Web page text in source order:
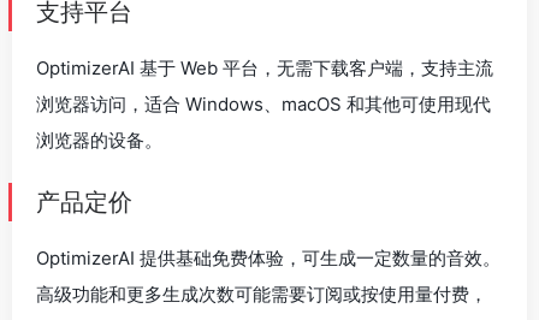
支持平台
OptimizerAI 基于 Web 平台，无需下载客户端，支持主流
浏览器访问，适合 Windows、macOS 和其他可使用现代
浏览器的设备。
产品定价
OptimizerAI 提供基础免费体验，可生成一定数量的音效。
高级功能和更多生成次数可能需要订阅或按使用量付费，